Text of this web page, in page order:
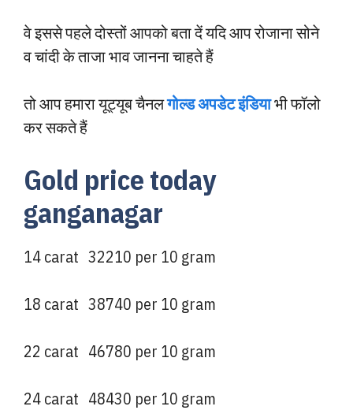
वे इससे पहले दोस्तों आपको बता दें यदि आप रोजाना सोने
व चांदी के ताजा भाव जानना चाहते हैं
तो आप हमारा यूट्यूब चैनलगोल्ड अपडेट इंडियाभी फॉलो
कर सकते हैं
Gold price today
ganganagar
14 carat 32210 per 10 gram
18 carat 38740 per 10 gram
22 carat 46780 per 10 gram
24 carat 48430 per 10 gram